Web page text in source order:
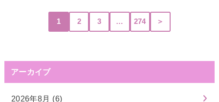
1 2 3 … 274 ＞
アーカイブ
2026年8月 (6)